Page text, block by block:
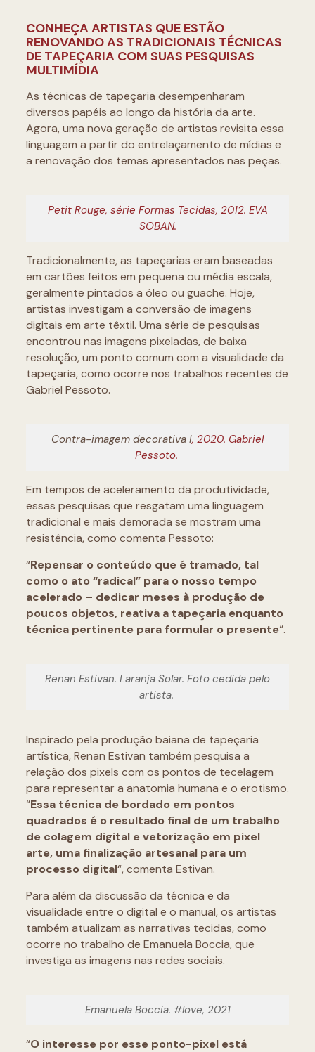
CONHEÇA ARTISTAS QUE ESTÃO
RENOVANDO AS TRADICIONAIS TÉCNICAS
DE TAPEÇARIA COM SUAS PESQUISAS
MULTIMÍDIA
As técnicas de tapeçaria desempenharam
diversos papéis ao longo da história da arte.
Agora, uma nova geração de artistas revisita essa
linguagem a partir do entrelaçamento de mídias e
a renovação dos temas apresentados nas peças.
Petit Rouge, série Formas Tecidas, 2012. EVA
SOBAN.
Tradicionalmente, as tapeçarias eram baseadas
em cartões feitos em pequena ou média escala,
geralmente pintados a óleo ou guache. Hoje,
artistas investigam a conversão de imagens
digitais em arte têxtil. Uma série de pesquisas
encontrou nas imagens pixeladas, de baixa
resolução, um ponto comum com a visualidade da
tapeçaria, como ocorre nos trabalhos recentes de
Gabriel Pessoto.
Contra-imagem decorativa I, 2020. Gabriel
Pessoto.
Em tempos de aceleramento da produtividade,
essas pesquisas que resgatam uma linguagem
tradicional e mais demorada se mostram uma
resistência, como comenta Pessoto:
“Repensar o conteúdo que é tramado, tal
como o ato “radical” para o nosso tempo
acelerado – dedicar meses à produção de
poucos objetos, reativa a tapeçaria enquanto
técnica pertinente para formular o presente“.
Renan Estivan. Laranja Solar. Foto cedida pelo
artista.
Inspirado pela produção baiana de tapeçaria
artística, Renan Estivan também pesquisa a
relação dos pixels com os pontos de tecelagem
para representar a anatomia humana e o erotismo.
“Essa técnica de bordado em pontos
quadrados é o resultado final de um trabalho
de colagem digital e vetorização em pixel
arte, uma finalização artesanal para um
processo digital“, comenta Estivan.
Para além da discussão da técnica e da
visualidade entre o digital e o manual, os artistas
também atualizam as narrativas tecidas, como
ocorre no trabalho de Emanuela Boccia, que
investiga as imagens nas redes sociais.
Emanuela Boccia. #love, 2021
“O interesse por esse ponto-pixel está